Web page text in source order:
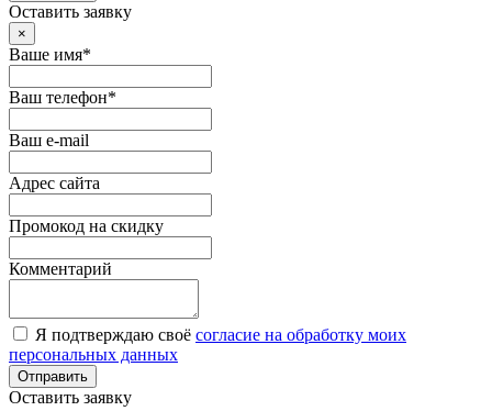
Оставить заявку
×
Ваше имя*
Ваш телефон*
Ваш e-mail
Адрес сайта
Промокод на скидку
Комментарий
Я подтверждаю своё согласие на обработку моих
персональных данных
Отправить
Оставить заявку